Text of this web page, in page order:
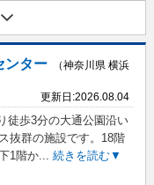
ンター
（神奈川県 横浜
更新日:2026.08.04
徒歩3分の大通公園沿い
抜群の施設です。18階
1階か... 続きを読む▼